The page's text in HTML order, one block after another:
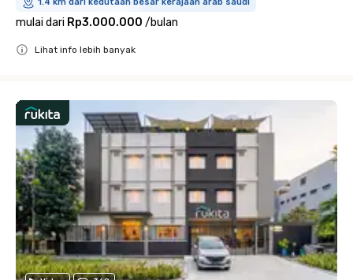
mulai dari Rp3.000.000 /bulan
Lihat info lebih banyak